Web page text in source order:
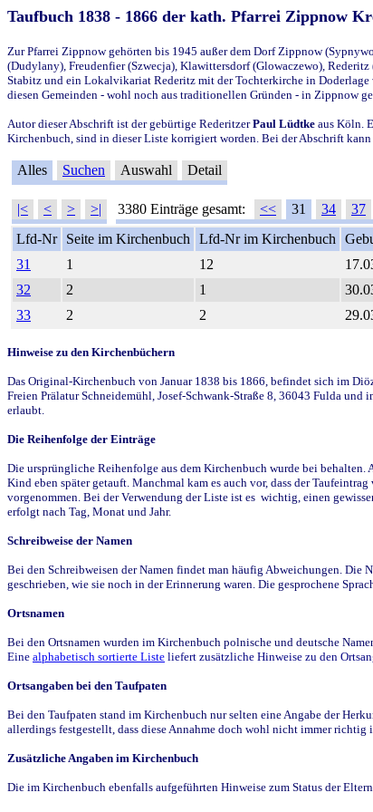
Taufbuch 1838 - 1866 der kath. Pfarrei Zippnow
Zur Pfarrei Zippnow gehörten bis 1945 außer dem Dorf Zippnow
(Dudylany), Freudenfier (Szwecja), Klawittersdorf (Glowaczewo),
Stabitz und ein Lokalvikariat Rederitz mit der Tochterkirche in Doderlage
diesen Gemeinden - wohl noch aus traditionellen Gründen - in Zippnow
Autor dieser Abschrift ist der gebürtige RederitzerPaul Lüdtke aus Köln.
Kirchenbuch, sind in dieser Liste korrigiert worden. Bei der Abschrift
Alles Suchen Auswahl Detail
|< < > >| 3380 Einträge gesamt: << 31 34 37
Lfd-Nr
Seite im Kirchenbuch Lfd-Nr im Kirchenbuch
31
1 12
32
2 1
33
2 2
Hinweise zu den Kirchenbüchern
Das Original-Kirchenbuch von Januar 1838 bis 1866, befindet sich im
Freien Prälatur Schneidemühl, Josef-Schwank-Straße 8, 36043 Fulda
erlaubt.
Die Reihenfolge der Einträge
Die ursprüngliche Reihenfolge aus dem Kirchenbuch wurde bei
Kind eben später getauft. Manchmal kam es auch vor, dass der
vorgenommen. Bei der Verwendung der Liste ist es wichtig, einen
erfolgt nach Tag, Monat und Jahr.
Schreibweise der Namen
Bei den Schreibweisen der Namen findet man häufig Abweichungen. Die
geschrieben, wie sie noch in der Erinnerung waren. Die gesprochene
Ortsnamen
Bei den Ortsnamen wurden im Kirchenbuch polnische und deutsche
Eine alphabetisch sortierte Liste liefert zusätzliche Hinweise zu den
Ortsangaben bei den Taufpaten
Bei den Taufpaten stand im Kirchenbuch nur selten eine Angabe der
allerdings festgestellt, dass diese Annahme doch wohl nicht immer richtig
Zusätzliche Angaben im Kirchenbuch
Die im Kirchenbuch ebenfalls aufgeführten Hinweise zum Status der